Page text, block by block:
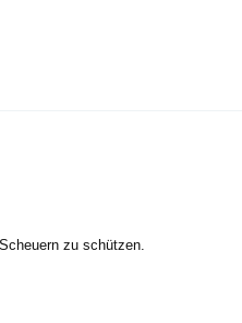
zu schützen.